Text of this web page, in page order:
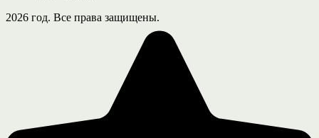
2026 год. Все права защищены.